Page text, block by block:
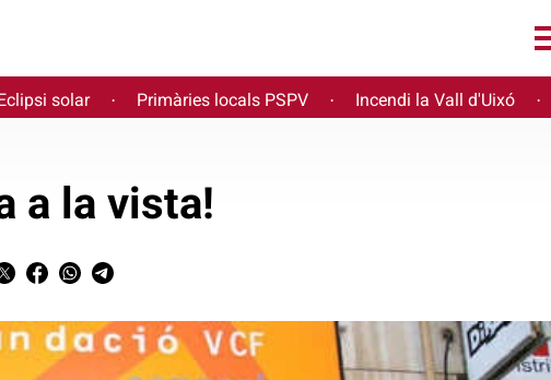
solar · Primàries locals PSPV · Incendi la Vall d'Uixó ·
a la vista!